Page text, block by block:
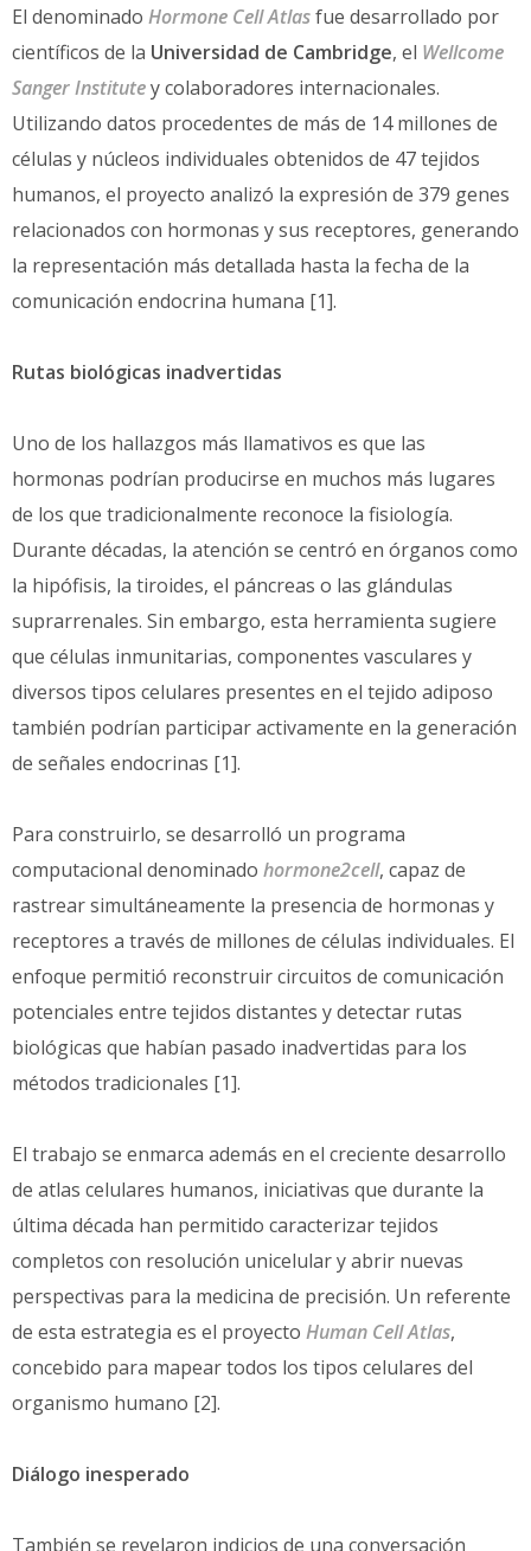
El denominado Hormone Cell Atlasfue desarrollado por
científicos de la Universidad de Cambridge, el Wellcome
Sanger Institutey colaboradores internacionales.
Utilizando datos procedentes de más de 14 millones de
células y núcleos individuales obtenidos de 47 tejidos
humanos, el proyecto analizó la expresión de 379 genes
relacionados con hormonas y sus receptores, generando
la representación más detallada hasta la fecha de la
comunicación endocrina humana [1].
Rutas biológicas inadvertidas
Uno de los hallazgos más llamativos es que las
hormonas podrían producirse en muchos más lugares
de los que tradicionalmente reconoce la fisiología.
Durante décadas, la atención se centró en órganos como
la hipófisis, la tiroides, el páncreas o las glándulas
suprarrenales. Sin embargo, esta herramienta sugiere
que células inmunitarias, componentes vasculares y
diversos tipos celulares presentes en el tejido adiposo
también podrían participar activamente en la generación
de señales endocrinas [1].
Para construirlo, se desarrolló un programa
computacional denominado hormone2cell, capaz de
rastrear simultáneamente la presencia de hormonas y
receptores a través de millones de células individuales. El
enfoque permitió reconstruir circuitos de comunicación
potenciales entre tejidos distantes y detectar rutas
biológicas que habían pasado inadvertidas para los
métodos tradicionales [1].
El trabajo se enmarca además en el creciente desarrollo
de atlas celulares humanos, iniciativas que durante la
última década han permitido caracterizar tejidos
completos con resolución unicelular y abrir nuevas
perspectivas para la medicina de precisión. Un referente
de esta estrategia es el proyecto Human Cell Atlas,
concebido para mapear todos los tipos celulares del
organismo humano [2].
Diálogo inesperado
También se revelaron indicios de una conversación